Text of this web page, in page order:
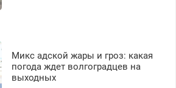
Микс адской жары и гроз: какая
погода ждет волгоградцев на
выходных